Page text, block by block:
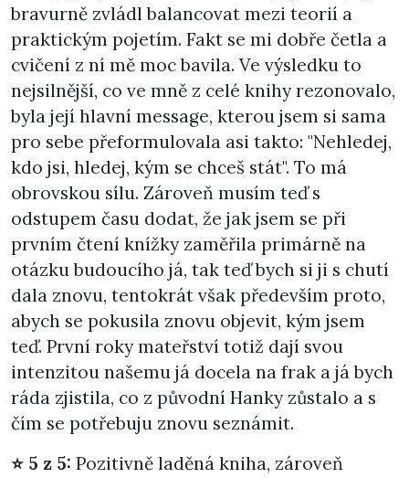
bravurně zvládl balancovat mezi teorií a
praktickým pojetím. Fakt se mi dobře četla a
cvičení z ní mě moc bavila. Ve výsledku to
nejsilnější, co ve mně z celé knihy rezonovalo,
byla její hlavní message, kterou jsem si sama
pro sebe přeformulovala asi takto: "Nehledej,
kdo jsi, hledej, kým se chceš stát". To má
obrovskou sílu. Zároveň musím teď s
odstupem času dodat, že jak jsem se při
prvním čtení knížky zaměřila primárně na
otázku budoucího já, tak teď bych si ji s chutí
dala znovu, tentokrát však především proto,
abych se pokusila znovu objevit, kým jsem
teď. První roky mateřství totiž dají svou
intenzitou našemu já docela na frak a já bych
ráda zjistila, co z původní Hanky zůstalo a s
čím se potřebuju znovu seznámit.
⭐ 5 z 5: Pozitivně laděná kniha, zároveň